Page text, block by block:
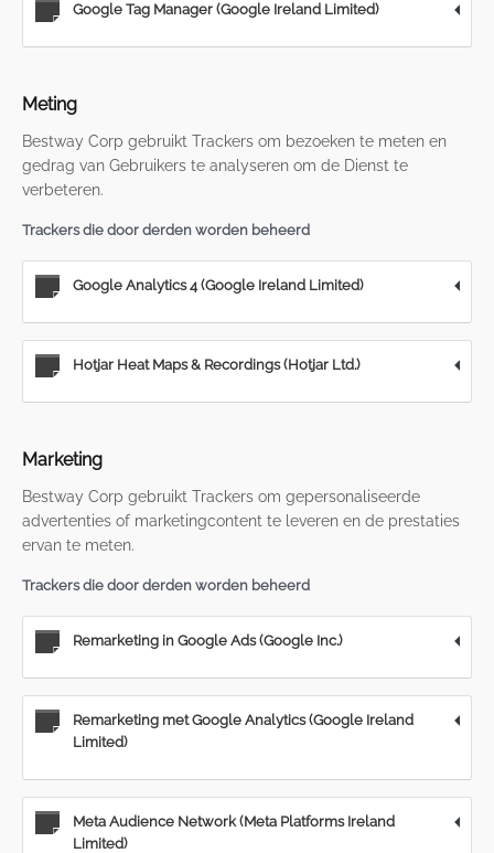
Google Tag Manager (Google Ireland Limited)
Meting
Bestway Corp gebruikt Trackers om bezoeken te meten en
gedrag van Gebruikers te analyseren om de Dienst te
verbeteren.
Trackers die door derden worden beheerd
Google Analytics 4 (Google Ireland Limited)
Hotjar Heat Maps & Recordings (Hotjar Ltd.)
Marketing
Bestway Corp gebruikt Trackers om gepersonaliseerde
advertenties of marketingcontent te leveren en de prestaties
ervan te meten.
Trackers die door derden worden beheerd
Remarketing in Google Ads (Google Inc.)
Remarketing met Google Analytics (Google Ireland
Limited)
Meta Audience Network (Meta Platforms Ireland
Limited)